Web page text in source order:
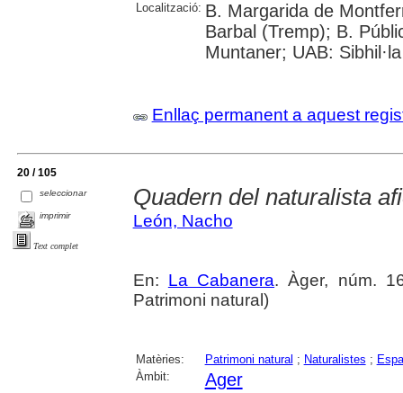
Localització: B. Margarida de
Barbal (Tremp); B.
Muntaner; UAB: Sibhil·la
Enllaç permanent a aquest
20 / 105
seleccionar
imprimir
Text complet
Quadern del naturalista
León, Nacho
En: La Cabanera. Àger, núm.
Patrimoni natural)
Matèries: Patrimoni natural ; Naturalistes ;
Àmbit:
Ager